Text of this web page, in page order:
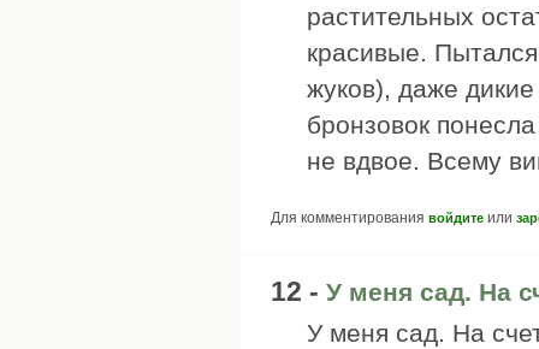
растительных
красивые.
жуков), даже
бронзовок
не вдвое. Всему
Для комментирования войдите или
12 - У меня сад. На
У меня сад. На